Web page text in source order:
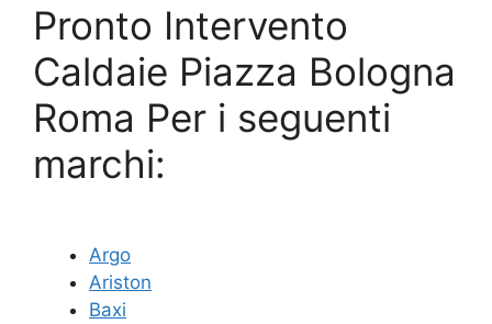
Pronto Intervento
Caldaie Piazza Bologna
Roma Per i seguenti
marchi:
Argo
Ariston
Baxi